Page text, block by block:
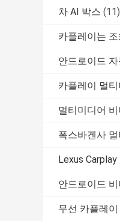
차 AI 박스 (11)
카플레이는
안드로이드
카플레이 멀
멀티미디어
폭스바겐사
Lexus
안드로이드
무선 카플레